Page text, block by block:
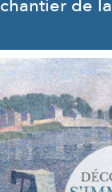
de la